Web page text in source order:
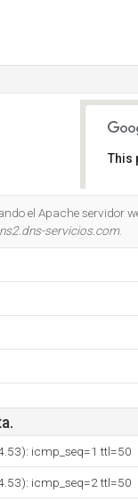
This
el Apache servidor
ns2.dns-servicios.com.
icmp_seq=1 ttl=50
icmp_seq=2 ttl=50